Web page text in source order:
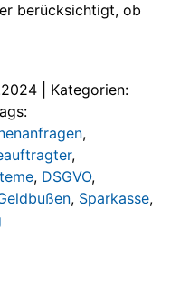
berücksichtigt, ob
Kategorien:
,
,
, DSGVO,
, Sparkasse,